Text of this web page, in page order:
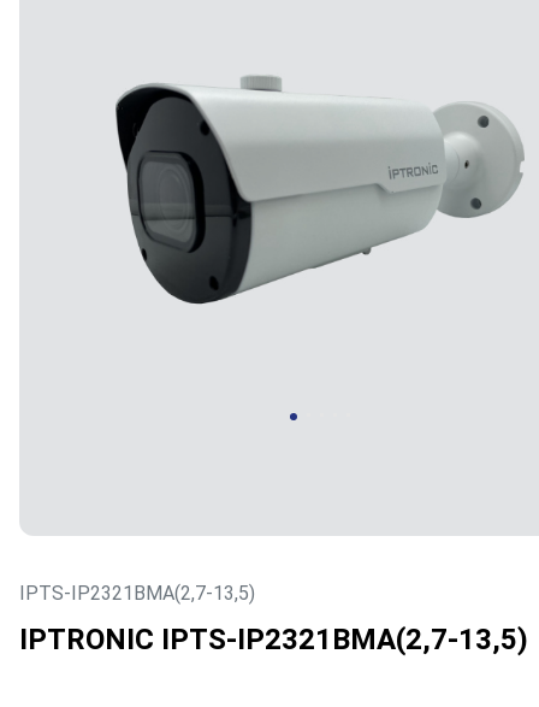
IPTS-IP2321BMA(2,7-13,5)
IPTRONIC IPTS-IP2321BMA(2,7-13,5)